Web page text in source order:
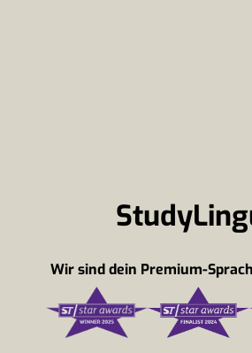
Wir sind dein Premium-